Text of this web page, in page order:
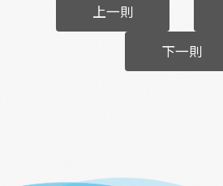
上一則
下一則